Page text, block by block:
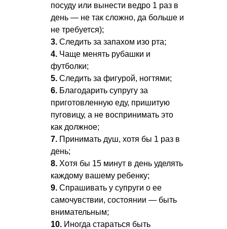
посуду или вынести ведро 1 раз в
день — не так сложно, да больше и
не требуется);
3. Следить за запахом изо рта;
4. Чаще менять рубашки и
футболки;
5. Следить за фигурой, ногтями;
6. Благодарить супругу за
приготовленную еду, пришитую
пуговицу, а не воспринимать это
как должное;
7. Принимать душ, хотя бы 1 раз в
день;
8. Хотя бы 15 минут в день уделять
каждому вашему ребенку;
9. Спрашивать у супруги о ее
самочувствии, состоянии — быть
внимательным;
10. Иногда стараться быть